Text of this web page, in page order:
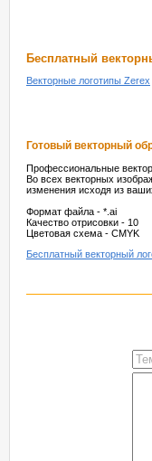
Бесплатный
Векторные логотипы Zerex
Готовый векторный
Профессиональные
Во всех векторных
изменения исходя из
Формат файла - *.ai
Качество отрисовки - 10
Цветовая схема - CMYK
Бесплатный векторный